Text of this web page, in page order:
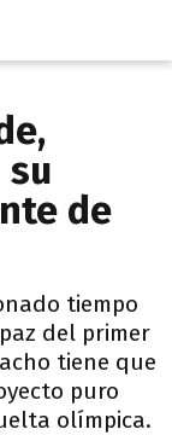
su
de
tiempo
del primer
tiene que
puro
olímpica.